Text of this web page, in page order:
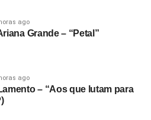
ago
Grande – “Petal”
ago
– “Aos que lutam para